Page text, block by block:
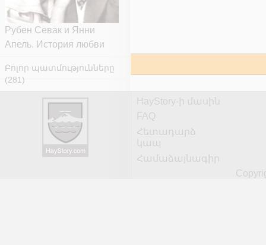
Рубен Севак и Янни
Апель. История любви
Բոլոր պատմությունները
(281)
HayStory-ի մասին
FAQ
Հետադարձ
կապ
Համաձայնագիր